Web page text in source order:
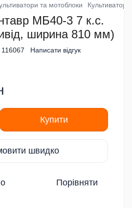
та мотоблоки
МБ40-3 7 к.с.
ширина 810 мм)
116067 Написати відгук
Купити
швидко
Порівняти